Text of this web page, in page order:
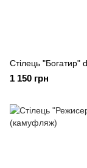
Стілець
1 150 грн